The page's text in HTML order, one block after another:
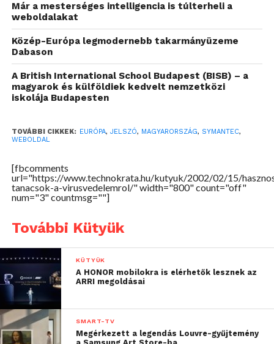
Már a mesterséges intelligencia is túlterheli a
weboldalakat
Közép-Európa legmodernebb takarmányüzeme
Dabason
A British International School Budapest (BISB) – a
magyarok és külföldiek kedvelt nemzetközi
iskolája Budapesten
TOVÁBBI CIKKEK: EURÓPA, JELSZÓ, MAGYARORSZÁG, SYMANTEC,
WEBOLDAL
[fbcomments
url="https://www.technokrata.hu/kutyuk/2002/02/15/
tanacsok-a-virusvedelemrol/" width="800" count="off"
num="3" countmsg=""]
További Kütyük
KÜTYÜK
A HONOR mobilokra is elérhetők lesznek az
ARRI megoldásai
SMART-TV
Megérkezett a legendás Louvre-gyűjtemény